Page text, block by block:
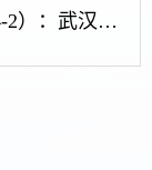
授来我院作学术报告会